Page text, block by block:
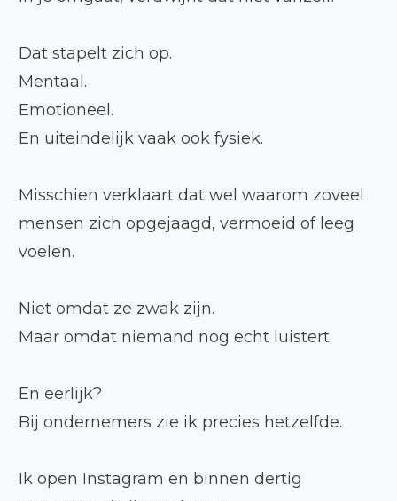
Dat stapelt zich op.
Mentaal.
Emotioneel.
En uiteindelijk vaak ook fysiek.
Misschien verklaart dat wel waarom zoveel
mensen zich opgejaagd, vermoeid of leeg
voelen.
Niet omdat ze zwak zijn.
Maar omdat niemand nog echt luistert.
En eerlijk?
Bij ondernemers zie ik precies hetzelfde.
Ik open Instagram en binnen dertig